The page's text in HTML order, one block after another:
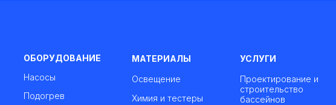
ОБОРУДОВАНИЕ
Насосы
Подогрев
МАТЕРИАЛЫ
Освещение
Химия и тестеры
УСЛУГИ
Проектирование и
строительство
бассейнов